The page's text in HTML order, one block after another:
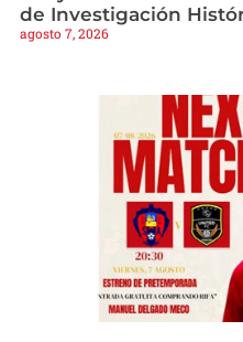
de Investigación
agosto 7, 2026